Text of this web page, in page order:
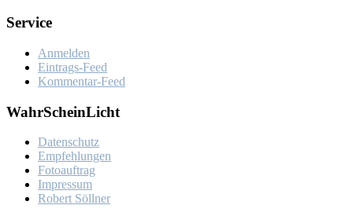
Ser­vice
Anmelden
Eintrags-Feed
Kommentar-Feed
Wahr­Schein­Licht
Da­ten­schutz
Emp­feh­lun­gen
Fo­to­auf­trag
Im­pres­sum
Ro­bert Söll­ner